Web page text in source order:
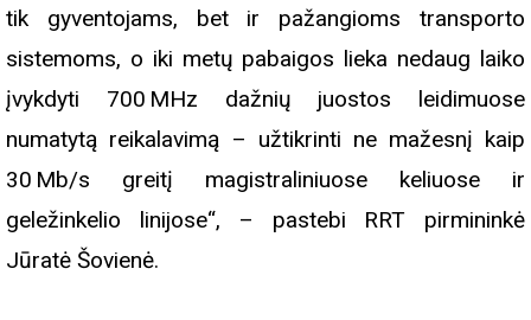
tik gyventojams, bet ir pažangioms transporto
sistemoms, o iki metų pabaigos lieka nedaug laiko
įvykdyti 700 MHz dažnių juostos leidimuose
numatytą reikalavimą – užtikrinti ne mažesnį kaip
30 Mb/s greitį magistraliniuose keliuose ir
geležinkelio linijose“, – pastebi RRT pirmininkė
Jūratė Šovienė.